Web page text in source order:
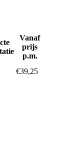
Vanaf
prijs
p.m.
€39,25